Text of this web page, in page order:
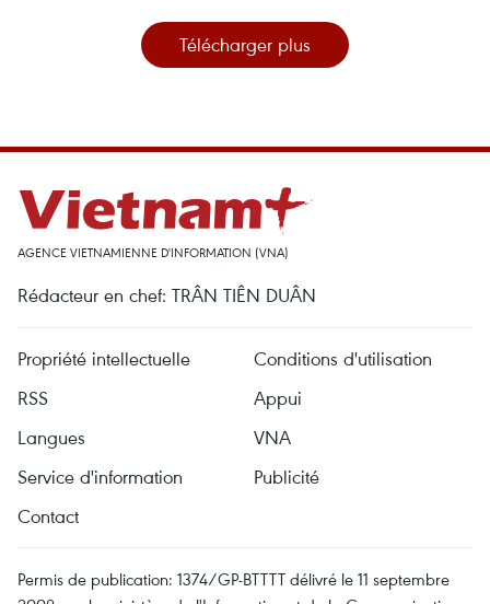
Télécharger plus
AGENCE VIETNAMIENNE D'INFORMATION (VNA)
Rédacteur en chef: TRÂN TIÊN DUÂN
Propriété intellectuelle
Conditions d'utilisation
RSS
Appui
Langues
VNA
Service d'information
Publicité
Contact
Permis de publication: 1374/GP-BTTTT délivré le 11 septembre